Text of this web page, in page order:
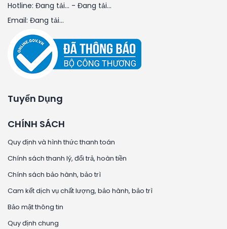
Hotline: Đang tải... - Đang tải...
Email: Đang tải...
Tuyển Dụng
CHÍNH SÁCH
Quy định và hình thức thanh toán
Chính sách thanh lý, đổi trả, hoàn tiền
Chính sách bảo hành, bảo trì
Cam kết dịch vụ chất lượng, bảo hành, bảo trì
Bảo mật thông tin
Quy định chung